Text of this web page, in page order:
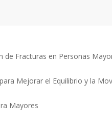
de Fracturas en Personas
Mejorar el Equilibrio y la
Mayores